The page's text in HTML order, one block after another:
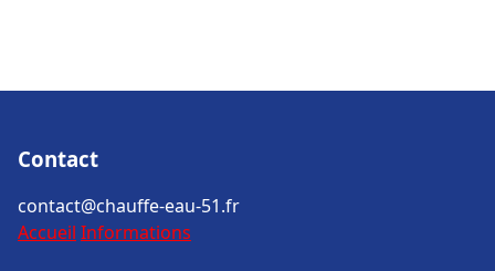
Contact
contact@chauffe-eau-51.fr
Accueil Informations